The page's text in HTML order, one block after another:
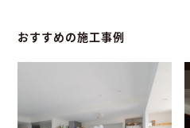
おすすめの施工事例